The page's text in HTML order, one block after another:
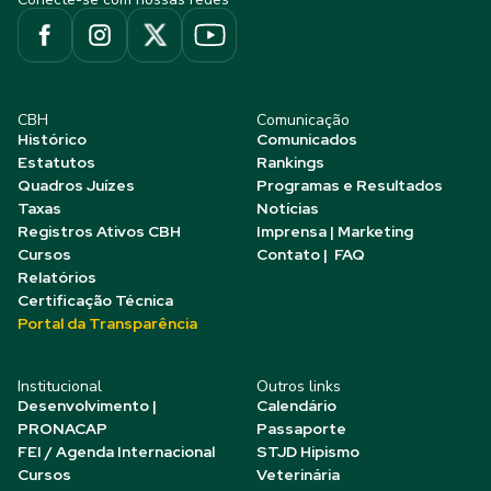
CBH
Histórico
Estatutos
Quadros Juízes
Taxas
Registros Ativos CBH
Cursos
Relatórios
Certificação Técnica
Portal da Transparência
Comunicação
Comunicados
Rankings
Programas e Resultados
Notícias
Imprensa | Marketing
Contato | FAQ
Institucional
Desenvolvimento |
PRONACAP
FEI / Agenda Internacional
Cursos
Outros links
Calendário
Passaporte
STJD Hipismo
Veterinária